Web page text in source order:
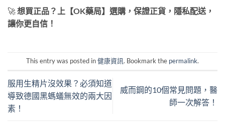
🚀想買正品？上【OK藥局】選購，保證正貨，隱私配送，
讓你更自信！
This entry was posted in健康資訊. Bookmark the permalink.
服用生精片沒效果？必須知道
導致德國黑螞蟻無效的兩大因
素！
威而鋼的10個常見問題，醫
師一次解答！